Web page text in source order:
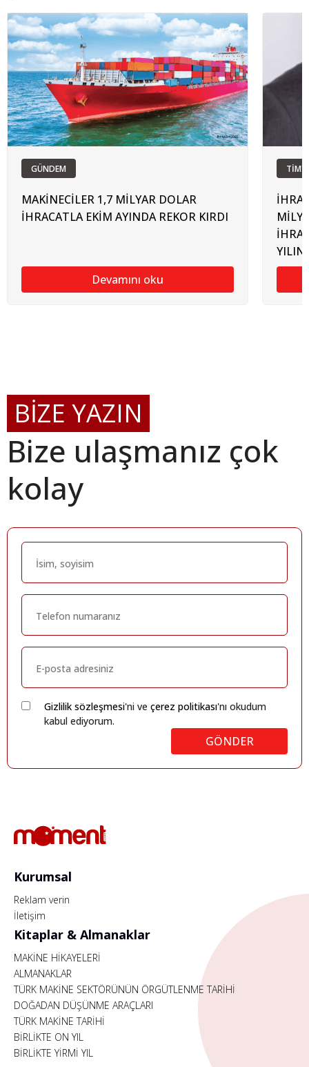
GÜNDEM
MAKİNECİLER 1,7 MİLYAR DOLAR
İHRACATLA EKİM AYINDA REKOR KIRDI
Devamını oku
BİZE YAZIN
Bize ulaşmanız çok
kolay
Gizlilik sözleşmesi'ni ve çerez politikası'nı okudum
kabul ediyorum.
GÖNDER
Kurumsal
Reklam verin
İletişim
Kitaplar & Almanaklar
MAKİNE HİKAYELERİ
ALMANAKLAR
TÜRK MAKİNE SEKTÖRÜNÜN ÖRGÜTLENME TARİHİ
DOĞADAN DÜŞÜNME ARAÇLARI
TÜRK MAKİNE TARİHİ
BİRLİKTE ON YIL
BİRLİKTE YİRMİ YIL